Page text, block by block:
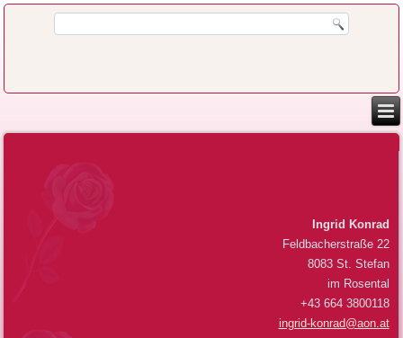
Ingrid Konrad
Feldbacherstraße 22
8083 St. Stefan
im Rosental
+43 664 3800118
ingrid-konrad@aon.at